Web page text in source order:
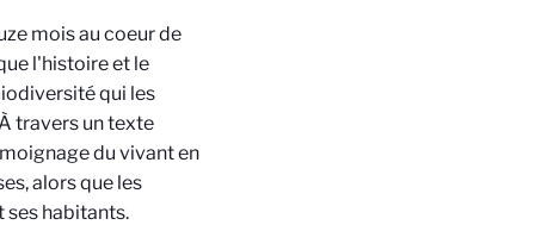
mois au coeur de
l'histoire et le
qui les
travers un texte
du vivant en
alors que les
habitants.